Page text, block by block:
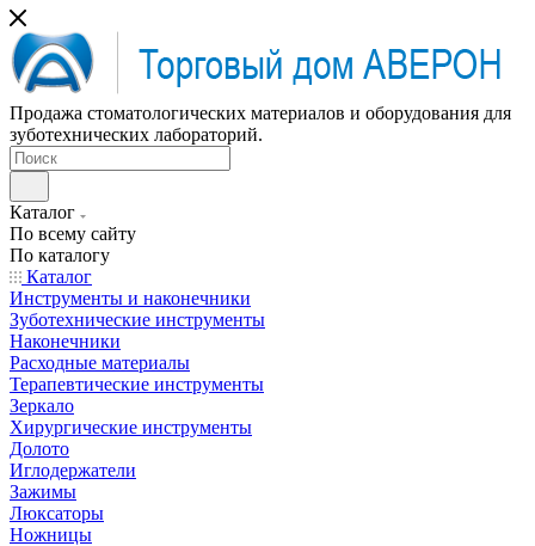
Продажа стоматологических материалов и оборудования для
зуботехнических лабораторий.
Каталог
По всему сайту
По каталогу
Каталог
Инструменты и наконечники
Зуботехнические инструменты
Наконечники
Расходные материалы
Терапевтические инструменты
Зеркало
Хирургические инструменты
Долото
Иглодержатели
Зажимы
Люксаторы
Ножницы